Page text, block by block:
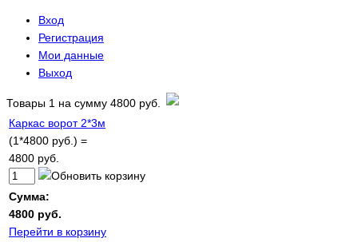
Вход
Регистрация
Мои данные
Выход
Товары 1 на сумму 4800 руб.
Каркас ворот 2*3м
(1*4800 руб.) =
4800 руб.
Сумма:
4800 руб.
Перейти в корзину